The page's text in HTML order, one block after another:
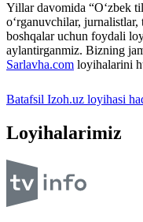
Yillar davomida “O‘zbek
o‘rganuvchilar,
boshqalar uchun foydali
aylantirganmiz. Bizning
Sarlavha.com loyihalarini
Batafsil Izoh.uz loyihasi
Loyihalarimiz